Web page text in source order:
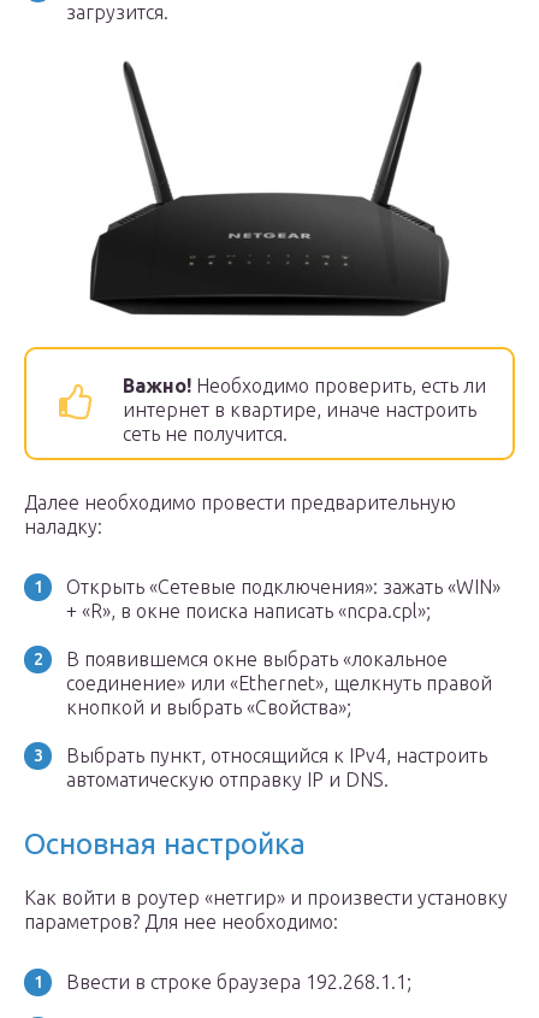
загрузится.
Важно! Необходимо проверить, есть ли
интернет в квартире, иначе настроить
сеть не получится.
Далее необходимо провести предварительную
наладку:
Открыть «Сетевые подключения»: зажать «WIN»
+ «R», в окне поиска написать «ncpa.cpl»;
В появившемся окне выбрать «локальное
соединение» или «Ethernet», щелкнуть правой
кнопкой и выбрать «Свойства»;
Выбрать пункт, относящийся к IPv4, настроить
автоматическую отправку IP и DNS.
Основная настройка
Как войти в роутер «нетгир» и произвести установку
параметров? Для нее необходимо:
Ввести в строке браузера 192.268.1.1;